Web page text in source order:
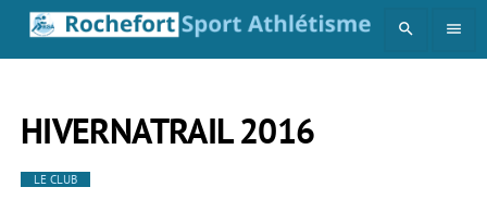
search menu
HIVERNATRAIL 2016
LE CLUB